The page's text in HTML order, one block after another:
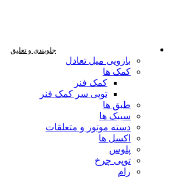
جلوبندی و تعلیق
بازویی میل تعادل
کمک ها
کمک فنر
توپی سر کمک فنر
طبق ها
سیبک ها
دسته موتور و متعلقات
اکسل ها
پلوس
توپی چرخ
رام